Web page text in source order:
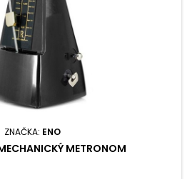
ZNAČKA: ENO
METRONOM